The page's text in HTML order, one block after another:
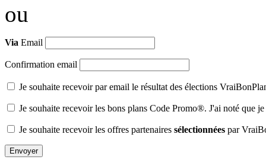
ou
Via Email
Confirmation email
Je souhaite recevoir par email le résultat des élections
Je souhaite recevoir les bons plans Code Promo®. J'ai noté que
Je souhaite recevoir les offres partenaires sélectionnées par